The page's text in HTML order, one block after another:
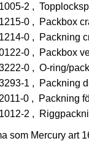
2 ,
0 , Packbox
0 , Packning
0 , Packbox
0 , O-ring/
1 , Packning
0 , Packning
2 ,
som Mercury art